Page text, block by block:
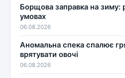
Борщова заправка на зиму:
умовах
06.08.2026
Аномальна спека спалює
врятувати овочі
06.08.2026